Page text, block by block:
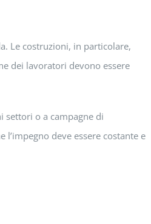
Le costruzioni, in particolare,
dei lavoratori devono essere
settori o a campagne di
deve essere costante e